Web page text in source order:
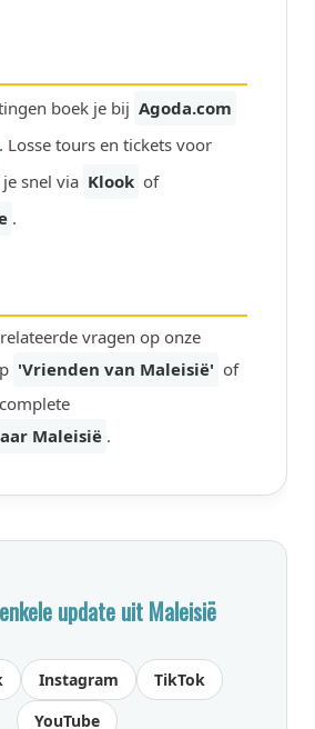
boek je bij Agoda.com
. Losse tours en tickets voor
snel via Klook of
.
vragen op onze
'Vrienden van Maleisië' of
Maleisië .
update uit Maleisië
Instagram
TikTok
YouTube